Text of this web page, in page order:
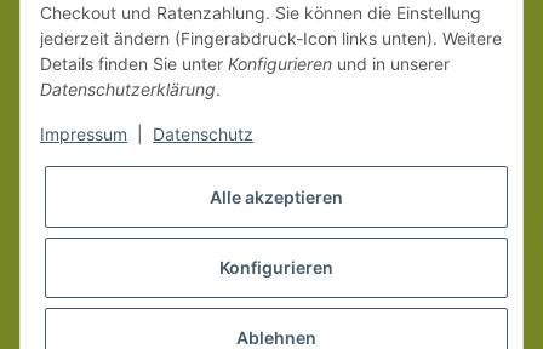
Vertrag widerrufen
* Alle Preise inkl. gesetzlicher MwSt.
Checkout und Ratenzahlung. Sie können die Einstellung
jederzeit ändern (Fingerabdruck-Icon links unten). Weitere
Details finden Sie unter Konfigurieren und in unserer
Datenschutzerklärung.
Impressum Datenschutz
Alle akzeptieren
Konfigurieren
Ablehnen